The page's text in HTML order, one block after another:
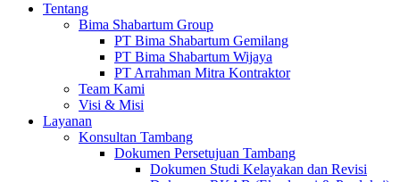
Tentang
Bima Shabartum Group
PT Bima Shabartum Gemilang
PT Bima Shabartum Wijaya
PT Arrahman Mitra Kontraktor
Team Kami
Visi & Misi
Layanan
Konsultan Tambang
Dokumen Persetujuan Tambang
Dokumen Studi Kelayakan dan Revisi